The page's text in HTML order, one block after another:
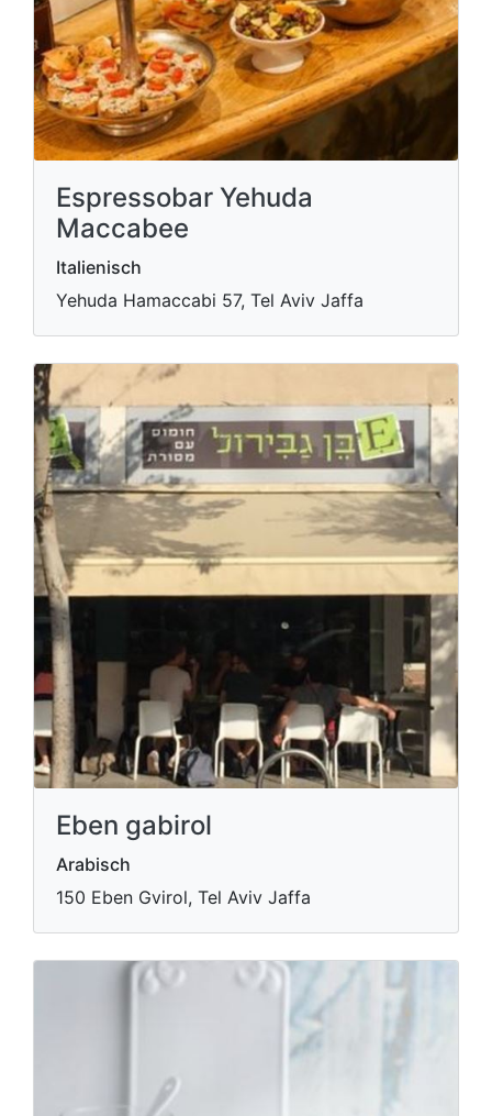
Espressobar Yehuda
Maccabee
Italienisch
Yehuda Hamaccabi 57, Tel Aviv Jaffa
Eben gabirol
Arabisch
150 Eben Gvirol, Tel Aviv Jaffa